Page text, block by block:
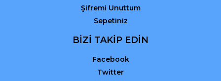
Şifremi Unuttum
Sepetiniz
BİZİ TAKİP EDİN
Facebook
Twitter